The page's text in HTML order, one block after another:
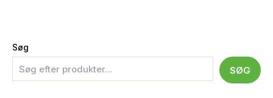
Søg
SØG